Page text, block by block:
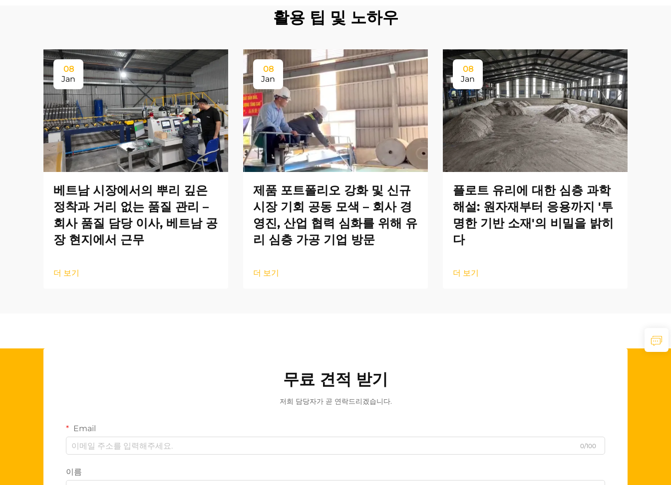
활용 팁 및 노하우
08
Jan
베트남 시장에서의 뿌리 깊은
정착과 거리 없는 품질 관리 –
회사 품질 담당 이사, 베트남 공
장 현지에서 근무
더 보기
08
Jan
제품 포트폴리오 강화 및 신규
시장 기회 공동 모색 – 회사 경
영진, 산업 협력 심화를 위해 유
리 심층 가공 기업 방문
더 보기
08
Jan
플로트 유리에 대한 심층 과학
해설: 원자재부터 응용까지 '투
명한 기반 소재'의 비밀을 밝히
다
더 보기
무료 견적 받기
저희 담당자가 곧 연락드리겠습니다.
Email
0/100
이름